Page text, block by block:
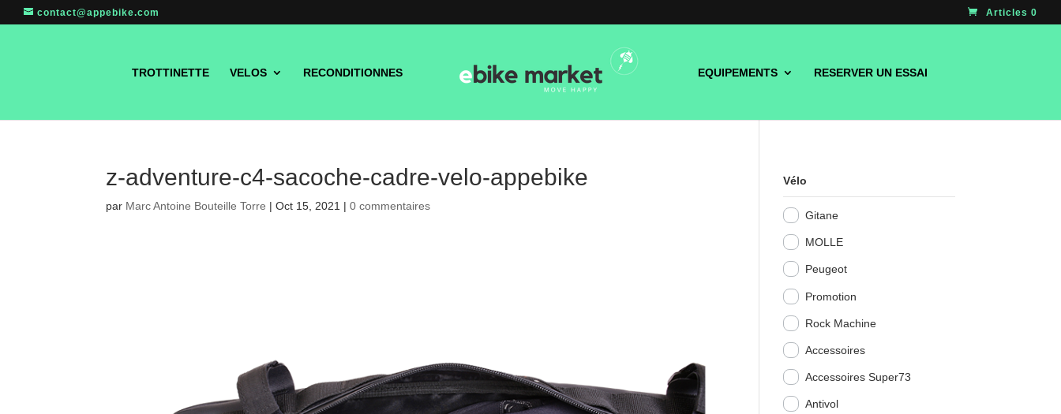
contact@appebike.com Articles 0
TROTTINETTE VELOS RECONDITIONNES EQUIPEMENTS RESERVER UN ESSAI
z-adventure-c4-sacoche-cadre-velo-appebike
par Marc Antoine Bouteille Torre |Oct 15, 2021 |0 commentaires
Vélo
Gitane
MOLLE
Peugeot
Promotion
Rock Machine
Accessoires
Accessoires Super73
Antivol